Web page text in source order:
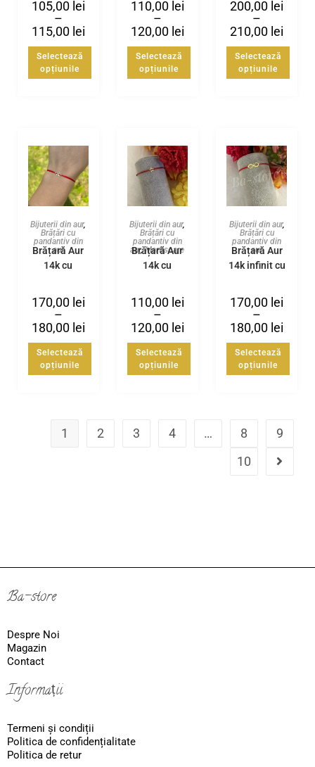
105,00 lei
–
115,00 lei
Selectează
opțiunile
110,00 lei
–
120,00 lei
Selectează
opțiunile
200,00 lei
–
210,00 lei
Selectează
opțiunile
Bijuterii din aur,
Brățări cu
pandantiv din
aur
Brățară Aur
14k cu
alegere si
bile 2.5 mm
170,00 lei
–
180,00 lei
Selectează
opțiunile
Bijuterii din aur,
Brățări cu
pandantiv din
aur,Martisoare
Brățară Aur
14k cu
110,00 lei
–
120,00 lei
Selectează
opțiunile
Bijuterii din aur,
Brățări cu
pandantiv din
aur
Brățară Aur
14k infinit cu
170,00 lei
–
180,00 lei
Selectează
opțiunile
1 2 3 4 … 8
9
10
Ba-store
Despre Noi
Magazin
Contact
Informații
Termeni și condiții
Politica de confidențialitate
Politica de retur